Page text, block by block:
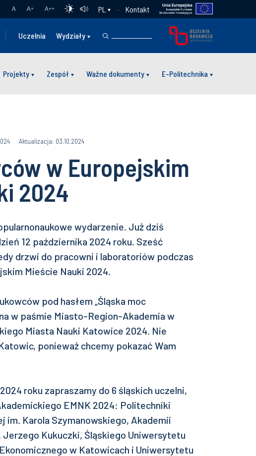
A A+ A++ PL Kontakt
Uczelnia Wydziały
Projekty Zespół Ważne dokumenty E-Politechnika
Aktualizacja: 03.10.2024
w Europejskim
2024
wydarzenie. Już dziś
12 października 2024 roku. Sześć
drzwi do pracowni i laboratoriów podczas
Mieście Nauki 2024.
pod hasłem „Śląska moc
w paśmie Miasto-Region-Akademia w
Miasta Nauki Katowice 2024. Nie
ponieważ chcemy pokazać Wam
roku zapraszamy do 6 śląskich uczelni,
EMNK 2024: Politechniki
im. Karola Szymanowskiego, Akademii
Kukuczki, Śląskiego Uniwersytetu
w Katowicach i Uniwersytetu